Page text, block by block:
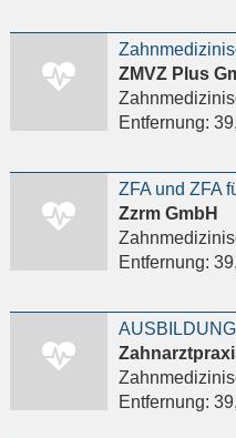
ZMVZ Plus
Entfernung:
Zzrm GmbH
Entfernung:
Entfernung: